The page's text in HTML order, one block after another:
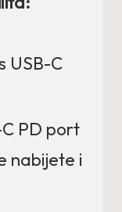
USB-C
PD port
nabijete i